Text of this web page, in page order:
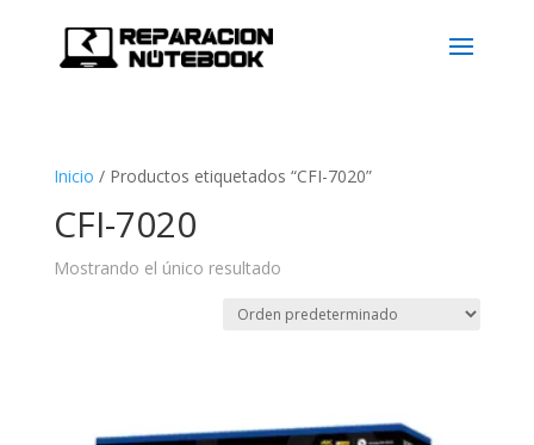
Inicio / Productos etiquetados “CFI-7020”
CFI-7020
Mostrando el único resultado